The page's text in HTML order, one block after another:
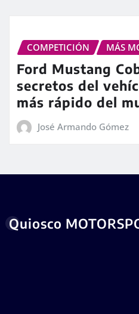
COMPETICIÓN MÁS
Ford Mustang
secretos del
más rápido del
José Armando Gómez
Quiosco